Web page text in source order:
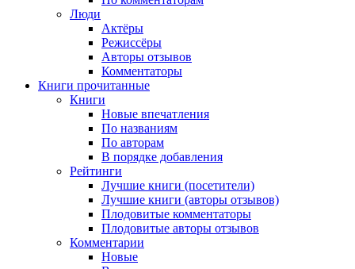
Люди
Актёры
Режиссёры
Авторы отзывов
Комментаторы
Книги прочитанные
Книги
Новые впечатления
По названиям
По авторам
В порядке добавления
Рейтинги
Лучшие книги (посетители)
Лучшие книги (авторы отзывов)
Плодовитые комментаторы
Плодовитые авторы отзывов
Комментарии
Новые